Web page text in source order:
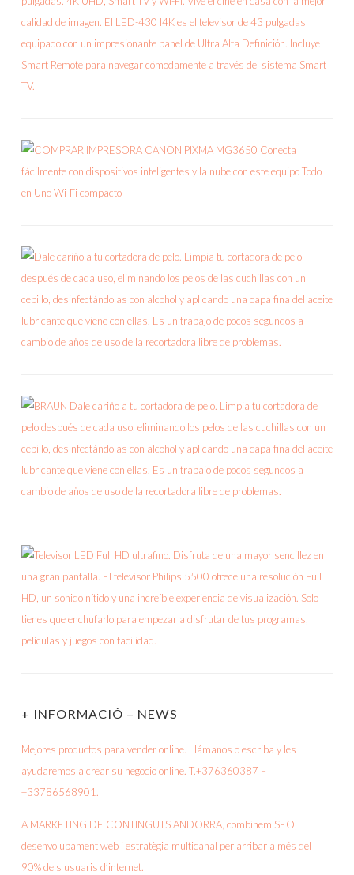
+ INFORMACIÓ – NEWS
Mejores productos para vender online. Llámanos o escriba y les
ayudaremos a crear su negocio online. T.+376360387 –
+33786568901.
A MARKETING DE CONTINGUTS ANDORRA, combinem SEO,
desenvolupament web i estratègia multicanal per arribar a més del
90% dels usuaris d’internet.